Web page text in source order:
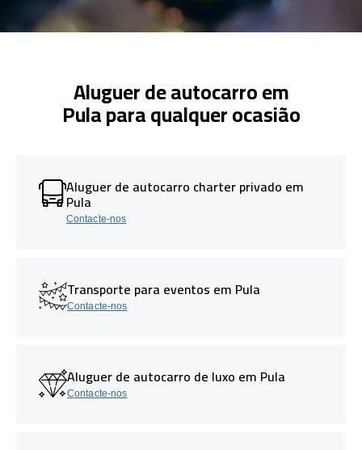
Aluguer de autocarro em
Pula para qualquer ocasião
Aluguer de autocarro charter privado em
Pula
Contacte-nos
Transporte para eventos em Pula
Contacte-nos
Aluguer de autocarro de luxo em Pula
Contacte-nos